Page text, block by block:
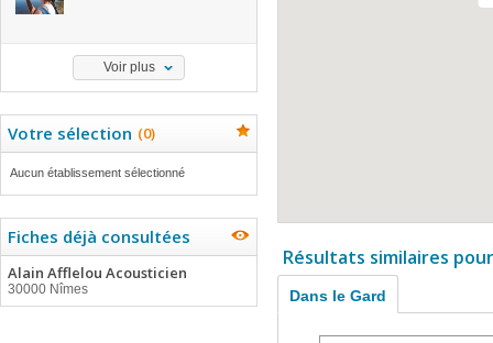
Voir plus
Votre sélection (0)
Aucun établissement sélectionné
Fiches déjà consultées
Alain Afflelou Acousticien
30000 Nîmes
Résultats similaires
Dans le Gard